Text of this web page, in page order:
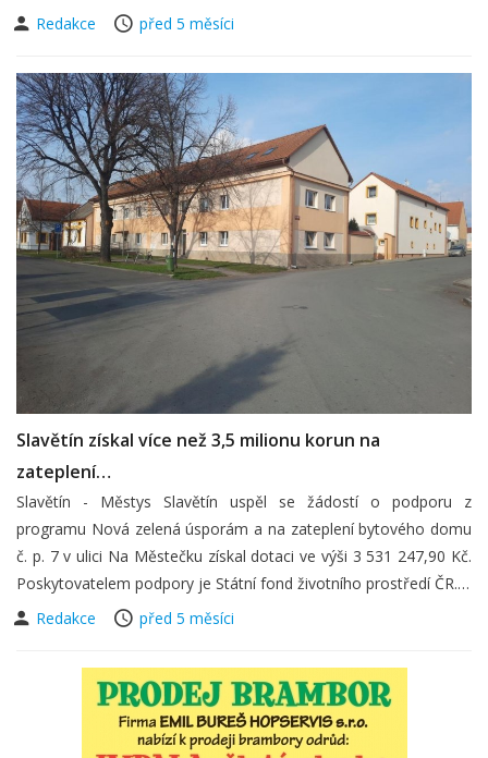
Redakce
před 5 měsíci
Slavětín získal více než 3,5 milionu korun na
zateplení…
Slavětín - Městys Slavětín uspěl se žádostí o podporu z
programu Nová zelená úsporám a na zateplení bytového domu
č. p. 7 v ulici Na Městečku získal dotaci ve výši 3 531 247,90 Kč.
Poskytovatelem podpory je Státní fond životního prostředí ČR.…
Redakce
před 5 měsíci